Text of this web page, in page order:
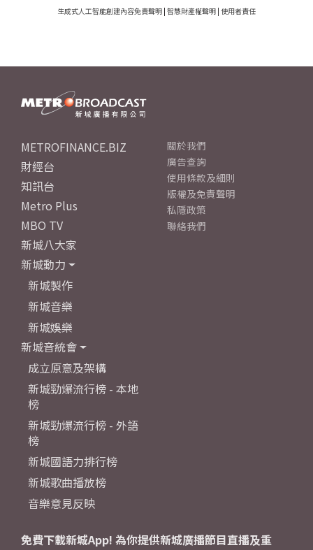
生成式人工智能創建內容免責聲明 | 智慧財產權聲明 | 使用者責任
METROFINANCE.BIZ
財經台
知訊台
Metro Plus
MBO TV
新城八大家
新城動力
新城製作
新城音樂
新城娛樂
新城音統會
成立原意及架構
新城勁爆流行榜 - 本地
榜
新城勁爆流行榜 - 外語
榜
新城國語力排行榜
新城歌曲播放榜
音樂意見反映
關於我們
廣告查詢
使用條款及細則
版權及免責聲明
私隱政策
聯絡我們
免費下載新城App! 為你提供新城廣播節目直播及重